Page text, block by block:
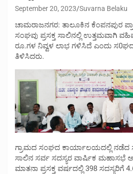
September 20, 2023 Suvarna Belaku
ಚಾಮರಾಜನಗರ: ತಾಲೂಕಿನ ಕೆಂಪನಪುರ
ಸಂಘವು ಪ್ರಸಕ್ತ ಸಾಲಿನಲ್ಲಿ ಉತ್ತಮವಾಗಿ
ರೂ.ಗಳ ನಿವ್ವಳ ಲಾಭ ಗಳಿಸಿದೆ ಎಂದು
ತಿಳಿಸಿದರು.
ಗ್ರಾಮದ ಸಂಘದ ಕಾರ್ಯಾಲಯದಲ್ಲಿ ನಡೆದ
ಸಾಲಿನ ಸರ್ವ ಸದಸ್ಯರ ವಾರ್ಷಿಕ ಮಹಾಸಭೆ
ಮಾತನಾ ಪ್ರಸಕ್ತ ವರ್ಷದಲ್ಲಿ 398